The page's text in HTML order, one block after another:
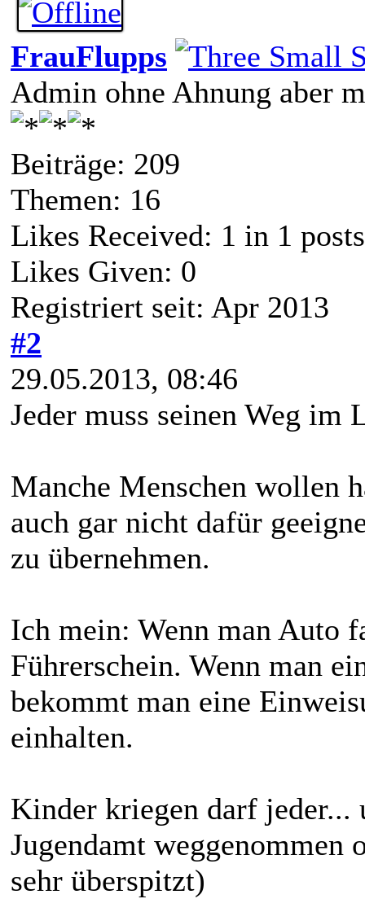
FrauFlupps
Admin ohne Ahnung aber
Beiträge: 209
Themen: 16
Likes Received: 1 in 1 posts
Likes Given: 0
Registriert seit: Apr 2013
#2
29.05.2013, 08:46
Jeder muss seinen Weg im
Manche Menschen wollen
auch gar nicht dafür
zu übernehmen.
Ich mein: Wenn man Auto
Führerschein. Wenn man
bekommt man eine
einhalten.
Kinder kriegen darf jeder...
Jugendamt weggenommen
sehr überspitzt)